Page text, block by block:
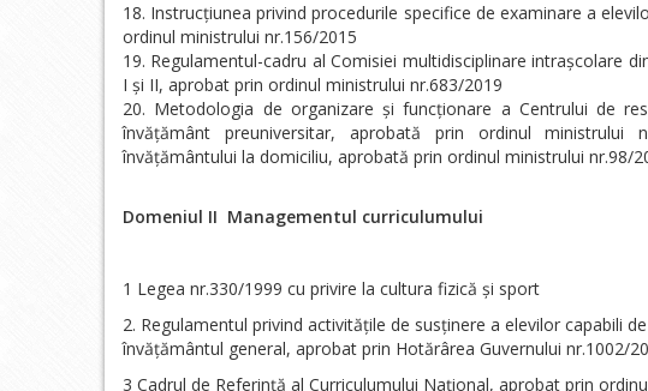
Instrucțiunea privind procedurile specifice de examinare a
ordinul ministrului nr.156/2015
Regulamentul-cadru al Comisiei multidisciplinare intrașcolare
I și II, aprobat prin ordinul ministrului nr.683/2019
Metodologia de organizare și funcționare a Centrului de
învățământ preuniversitar, aprobată prin ordinul ministrului
învățământului la domiciliu, aprobată prin ordinul ministrului nr.98/
Domeniul II Managementul curriculumului
1 Legea nr.330/1999 cu privire la cultura fizică și sport
Regulamentul privind activitățile de susținere a elevilor capabili
învățământul general, aprobat prin Hotărârea Guvernului nr.1002/
3 Cadrul de Referință al Curriculumului Național, aprobat prin